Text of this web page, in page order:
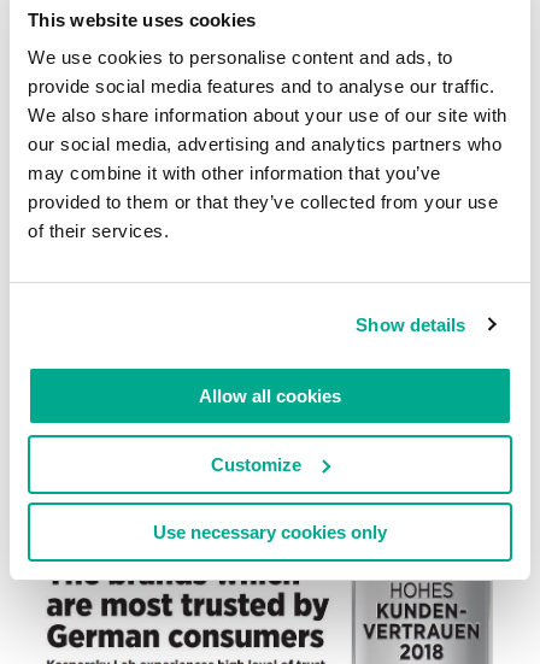
This website uses cookies
We use cookies to personalise content and ads, to
provide social media features and to analyse our traffic.
We also share information about your use of our site with
our social media, advertising and analytics partners who
may combine it with other information that you’ve
provided to them or that they’ve collected from your use
of their services.
Show details
Allow all cookies
Customize
Use necessary cookies only
fiducia in un’azienda è un tema che viene preso
molto sul serio. La rivistaWirtschaftsWoche
pubblica periodicamente una ricerca in costante
evoluzione che riguarda la fiducia nelle aziende, e
che coinvolge oltre 300 mila intervistati. Nella
categoria “software” (notate bene, non parliamo di
antivirus o cybersecurity), ci troviamo in
quarta
Kaspersky Lab è sempre piuttosto alto, più alto di
quelli di alti competitor, indipendentemente dal